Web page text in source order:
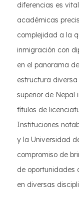
diferencias es
académicas
complejidad a la
inmigración con
en el panorama
estructura
superior de Nepal
títulos de
Instituciones
y la Universidad
compromiso de
de oportunidades
en diversas